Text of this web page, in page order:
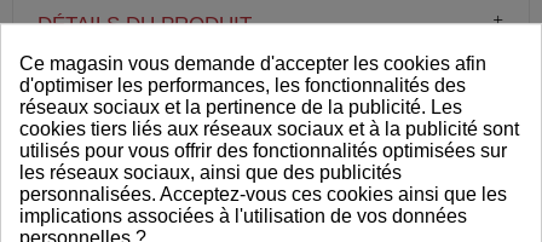
DÉTAILS DU PRODUIT
VOUS AIMEREZ AUSSI
Ce magasin vous demande d'accepter les cookies afin
d'optimiser les performances, les fonctionnalités des
réseaux sociaux et la pertinence de la publicité. Les
cookies tiers liés aux réseaux sociaux et à la publicité sont
utilisés pour vous offrir des fonctionnalités optimisées sur
les réseaux sociaux, ainsi que des publicités
personnalisées. Acceptez-vous ces cookies ainsi que les
implications associées à l'utilisation de vos données